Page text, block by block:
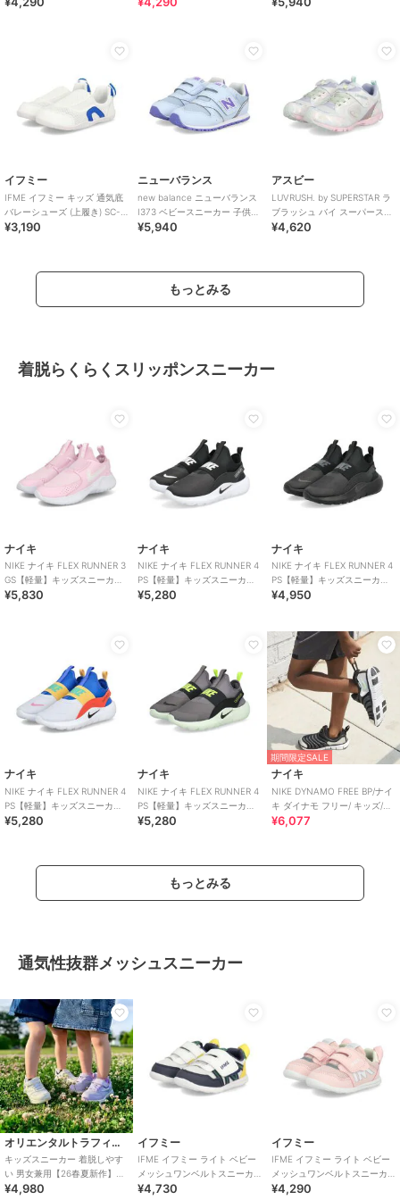
イフミー
IFME イフミー キッズ 通気底
バレーシューズ (上履き) SC-
0002
¥3,190
ニューバランス
new balance ニューバランス
I373 ベビースニーカー 子供靴
ワンベルト
¥5,940
アスビー
LUVRUSH. by SUPERSTAR ラ
ブラッシュ バイ スーパースタ
ー キッズ スニーカー
¥4,620
もっとみる
着脱らくらくスリッポンスニーカー
ナイキ
NIKE ナイキ FLEX RUNNER 3
GS【軽量】キッズスニーカー
スリッポン
¥5,830
ナイキ
NIKE ナイキ FLEX RUNNER 4
PS【軽量】キッズスニーカー
スリッポン 子供靴
¥5,280
ナイキ
NIKE ナイキ FLEX RUNNER 4
PS【軽量】キッズスニーカー
スリッポン 子供靴
¥4,950
ナイキ
NIKE ナイキ FLEX RUNNER 4
PS【軽量】キッズスニーカー
スリッポン 子供靴
¥5,280
ナイキ
NIKE ナイキ FLEX RUNNER 4
PS【軽量】キッズスニーカー
スリッポン 子供靴
¥5,280
期間限定SALE
ナイキ
NIKE DYNAMO FREE BP/ナイ
キ ダイナモ フリー/ キッズ/ス
リッポン
¥6,077
もっとみる
通気性抜群メッシュスニーカー
オリエンタルトラフィック
キッズスニーカー 着脱しやす
い 男女兼用【26春夏新作】ベ
ルクロベルトメッシュスニー
¥4,980
イフミー
IFME イフミー ライト ベビー
メッシュワンベルトスニーカ
ー【軽量】キッズシューズ 子
¥4,730
イフミー
IFME イフミー ライト ベビー
メッシュワンベルトスニーカ
ー【軽量】
¥4,290